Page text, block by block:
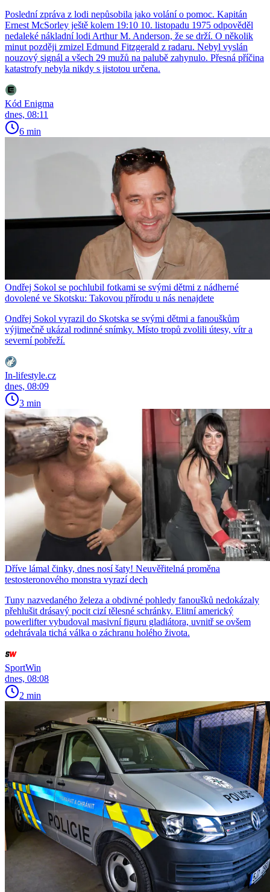
Poslední zpráva z lodi nepůsobila jako volání o pomoc. Kapitán
Ernest McSorley ještě kolem 19:10 10. listopadu 1975 odpověděl
nedaleké nákladní lodi Arthur M. Anderson, že se drží. O několik
minut později zmizel Edmund Fitzgerald z radaru. Nebyl vyslán
nouzový signál a všech 29 mužů na palubě zahynulo. Přesná příčina
katastrofy nebyla nikdy s jistotou určena.
Kód Enigma
dnes, 08:11
6 min
Ondřej Sokol se pochlubil fotkami se svými dětmi z nádherné
dovolené ve Skotsku: Takovou přírodu u nás nenajdete
Ondřej Sokol vyrazil do Skotska se svými dětmi a fanouškům
výjimečně ukázal rodinné snímky. Místo tropů zvolili útesy, vítr a
severní pobřeží.
In-lifestyle.cz
dnes, 08:09
3 min
Dříve lámal činky, dnes nosí šaty! Neuvěřitelná proměna
testosteronového monstra vyrazí dech
Tuny nazvedaného železa a obdivné pohledy fanoušků nedokázaly
přehlušit drásavý pocit cizí tělesné schránky. Elitní americký
powerlifter vybudoval masivní figuru gladiátora, uvnitř se ovšem
odehrávala tichá válka o záchranu holého života.
SportWin
dnes, 08:08
2 min